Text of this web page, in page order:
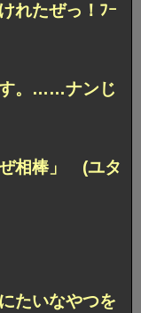
れたぜっ！ﾌｰ
す。……ナンじ
相棒」 (ユタ
たいなやつを